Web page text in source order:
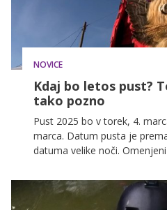
NOVICE
Kdaj bo letos pust?
tako pozno
Pust 2025 bo v torek, 4.
marca. Datum pusta je
datuma velike noči.
izdelavo mask in uživanje v
jedeh, kot so krofi.